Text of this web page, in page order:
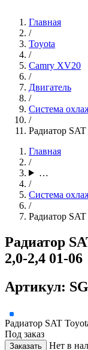
Главная
/
Toyota
/
Camry XV20
/
Двигатель
/
Система
/
Радиатор
Главная
/
…
/
Система
/
Радиатор
Радиатор
2,0-2,4 01-06
Артикул:
Радиатор SAT
Под заказ
Заказать Нет в